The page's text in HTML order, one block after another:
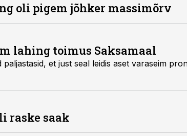
oli pigem jõhker massimõrv
lahing toimus Saksamaal
et just seal leidis aset ­varaseim
raske saak